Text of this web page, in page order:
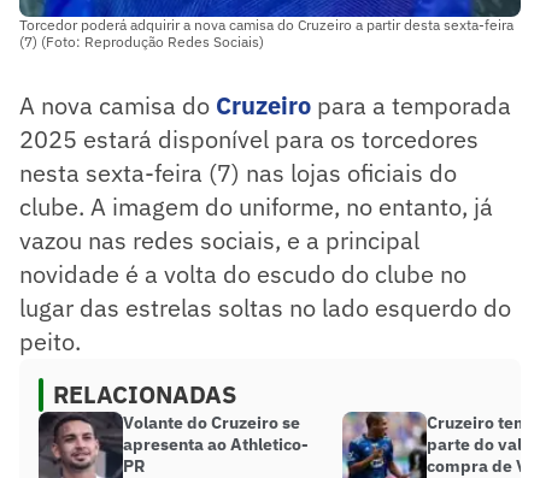
Torcedor poderá adquirir a nova camisa do Cruzeiro a partir desta sexta-feira
(7) (Foto: Reprodução Redes Sociais)
A nova camisa do Cruzeiro para a temporada
2025 estará disponível para os torcedores
nesta sexta-feira (7) nas lojas oficiais do
clube. A imagem do uniforme, no entanto, já
vazou nas redes sociais, e a principal
novidade é a volta do escudo do clube no
lugar das estrelas soltas no lado esquerdo do
peito.
RELACIONADAS
Volante do Cruzeiro se
apresenta ao Athletico-
PR
Cruzeiro tem
parte do
compra de